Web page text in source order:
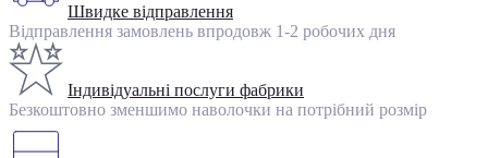
Швидке відправлення
Відправлення замовлень впродовж 1-2 робочих дня
Індивідуальні послуги фабрики
Безкоштовно зменшимо наволочки на потрібний розмір